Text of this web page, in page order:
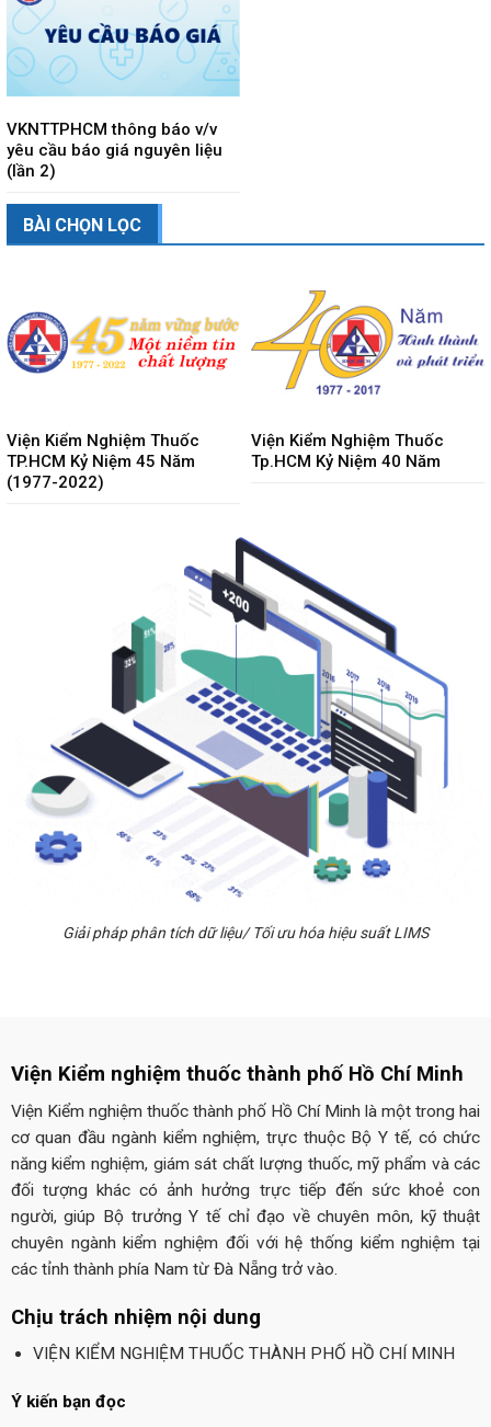
VKNTTPHCM thông báo v/v
yêu cầu báo giá nguyên liệu
(lần 2)
BÀI CHỌN LỌC
Viện Kiểm Nghiệm Thuốc
TP.HCM Kỷ Niệm 45 Năm
(1977-2022)
Viện Kiểm Nghiệm Thuốc
Tp.HCM Kỷ Niệm 40 Năm
Giải pháp phân tích dữ liệu/ Tối ưu hóa hiệu suất LIMS
Viện Kiểm nghiệm thuốc thành phố Hồ Chí Minh
Viện Kiểm nghiệm thuốc thành phố Hồ Chí Minh là một trong hai
cơ quan đầu ngành kiểm nghiệm, trực thuộc Bộ Y tế, có chức
năng kiểm nghiệm, giám sát chất lượng thuốc, mỹ phẩm và các
đối tượng khác có ảnh hưởng trực tiếp đến sức khoẻ con
người, giúp Bộ trưởng Y tế chỉ đạo về chuyên môn, kỹ thuật
chuyên ngành kiểm nghiệm đối với hệ thống kiểm nghiệm tại
các tỉnh thành phía Nam từ Đà Nẵng trở vào.
Chịu trách nhiệm nội dung
VIỆN KIỂM NGHIỆM THUỐC THÀNH PHỐ HỒ CHÍ MINH
Ý kiến bạn đọc